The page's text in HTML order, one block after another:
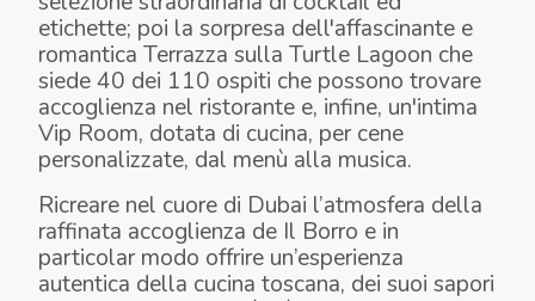
etichette; poi la sorpresa dell'affascinante e
romantica Terrazza sulla Turtle Lagoon che
siede 40 dei 110 ospiti che possono trovare
accoglienza nel ristorante e, infine, un'intima
Vip Room, dotata di cucina, per cene
personalizzate, dal menù alla musica.
Ricreare nel cuore di Dubai l’atmosfera della
raffinata accoglienza de Il Borro e in
particolar modo offrire un’esperienza
autentica della cucina toscana, dei suoi sapori